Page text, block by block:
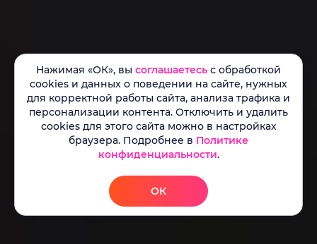
Нажимая «ОК», вы соглашаетесь с обработкой
cookies и данных о поведении на сайте, нужных
для корректной работы сайта, анализа трафика и
персонализации контента. Отключить и удалить
cookies для этого сайта можно в настройках
браузера. Подробнее в Политике
конфиденциальности.
ОК